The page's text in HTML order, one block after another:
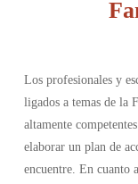
Los profesionales y
ligados a temas de la
altamente
elaborar un plan de
encuentre. En cuanto